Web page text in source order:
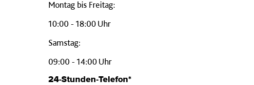
Montag bis Freitag:
10:00 - 18:00 Uhr
Samstag:
09:00 - 14:00 Uhr
24-Stunden-Telefon*